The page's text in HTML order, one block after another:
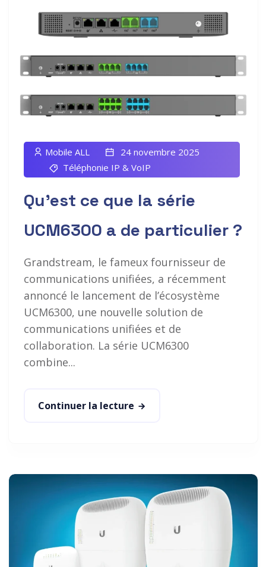
Mobile ALL
24 novembre 2025
Téléphonie IP & VoIP
Qu’est ce que la série
UCM6300 a de particulier ?
Grandstream, le fameux fournisseur de
communications unifiées, a récemment
annoncé le lancement de l’écosystème
UCM6300, une nouvelle solution de
communications unifiées et de
collaboration. La série UCM6300
combine...
Continuer la lecture